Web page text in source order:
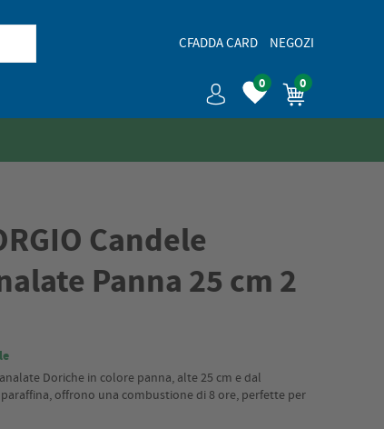
CFADDA CARD NEGOZI
0 0
Candele
Panna 25 cm 2
Doriche in colore panna, alte 25 cm e dal
offrono una combustione di 8 ore, perfette per